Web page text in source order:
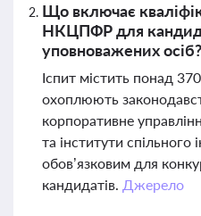
Що включає
НКЦПФР для
уповноважених осіб?
Іспит містить понад
охоплюють
корпоративне
та інститути спільного
обов’язковим для
кандидатів. Джерело